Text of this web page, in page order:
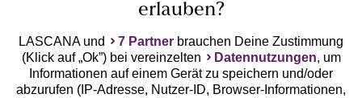
Geprüfte Sicherheit
erlauben?
LASCANA und 7 Partner brauchen Deine Zustimmung
(Klick auf „Ok”) bei vereinzelten
Datennutzungen, um
Informationen auf einem Gerät zu speichern und/oder
abzurufen (IP-Adresse, Nutzer-ID, Browser-Informationen,